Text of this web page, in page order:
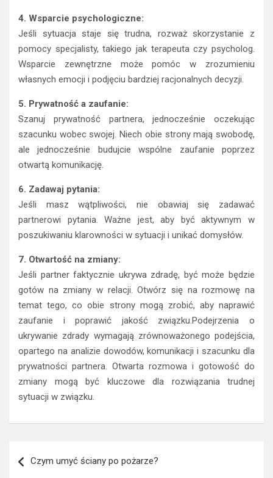
4. Wsparcie psychologiczne:
Jeśli sytuacja staje się trudna, rozważ skorzystanie z
pomocy specjalisty, takiego jak terapeuta czy psycholog.
Wsparcie zewnętrzne może pomóc w zrozumieniu
własnych emocji i podjęciu bardziej racjonalnych decyzji.
5. Prywatność a zaufanie:
Szanuj prywatność partnera, jednocześnie oczekując
szacunku wobec swojej. Niech obie strony mają swobodę,
ale jednocześnie budujcie wspólne zaufanie poprzez
otwartą komunikację.
6. Zadawaj pytania:
Jeśli masz wątpliwości, nie obawiaj się zadawać
partnerowi pytania. Ważne jest, aby być aktywnym w
poszukiwaniu klarowności w sytuacji i unikać domysłów.
7. Otwartość na zmiany:
Jeśli partner faktycznie ukrywa zdradę, być może będzie
gotów na zmiany w relacji. Otwórz się na rozmowę na
temat tego, co obie strony mogą zrobić, aby naprawić
zaufanie i poprawić jakość związku.Podejrzenia o
ukrywanie zdrady wymagają zrównoważonego podejścia,
opartego na analizie dowodów, komunikacji i szacunku dla
prywatności partnera. Otwarta rozmowa i gotowość do
zmiany mogą być kluczowe dla rozwiązania trudnej
sytuacji w związku.
wpisu
Czym umyć ściany po pożarze?